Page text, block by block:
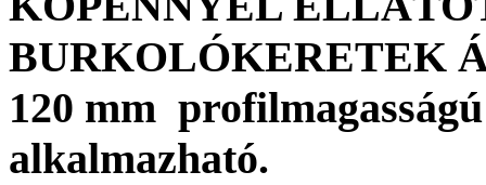
BURKOLÓKERETEK
120 mm
alkalmazható.